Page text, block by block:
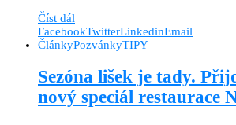
Číst dál
FacebookTwitterLinkedinEmail
ČlánkyPozvánkyTIPY
Sezóna lišek je tady.
nový speciál restaurace